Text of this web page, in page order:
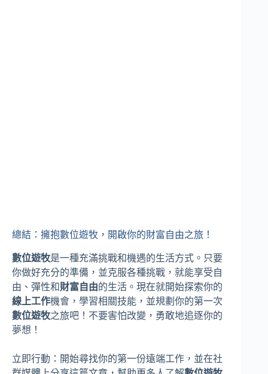
總結：擁抱數位遊牧，開啟你的財富自由之旅！
數位遊牧是一種充滿挑戰和機遇的生活方式。只要
你做好充分的準備，並克服各種挑戰，就能享受自
由、彈性和財富自由的生活。現在就開始探索你的
線上工作機會，學習相關技能，並規劃你的第一次
數位遊牧之旅吧！不要害怕改變，勇敢地追逐你的
夢想！
立即行動：開始尋找你的第一份遠端工作，並在社